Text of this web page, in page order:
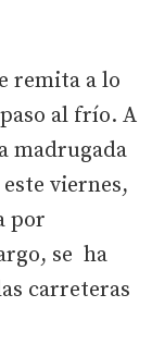
remita a lo
al frío. A
madrugada
viernes,
por
se ha
carreteras